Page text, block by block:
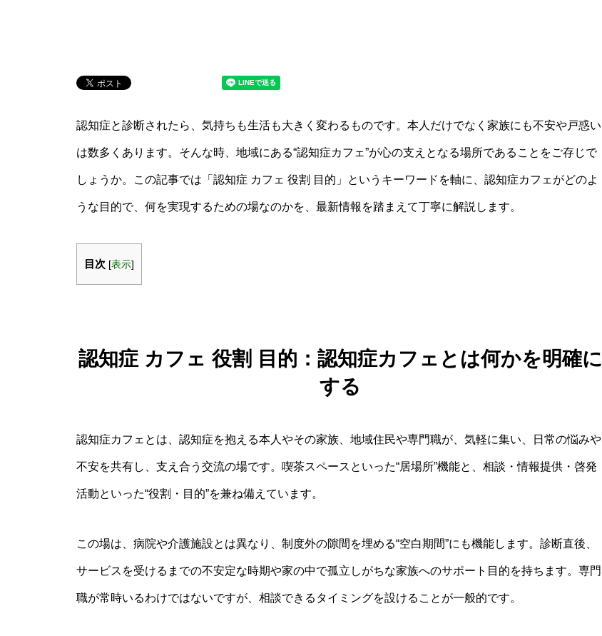
認知症と診断されたら、気持ちも生活も大きく変わるものです。本人だけでなく家族にも不安や戸惑い
は数多くあります。そんな時、地域にある“認知症カフェ”が心の支えとなる場所であることをご存じで
しょうか。この記事では「認知症 カフェ 役割 目的」というキーワードを軸に、認知症カフェがどのよ
うな目的で、何を実現するための場なのかを、最新情報を踏まえて丁寧に解説します。
目次 [表示]
認知症 カフェ 役割 目的：認知症カフェとは何かを明確に
する
認知症カフェとは、認知症を抱える本人やその家族、地域住民や専門職が、気軽に集い、日常の悩みや
不安を共有し、支え合う交流の場です。喫茶スペースといった“居場所”機能と、相談・情報提供・啓発
活動といった“役割・目的”を兼ね備えています。
この場は、病院や介護施設とは異なり、制度外の隙間を埋める“空白期間”にも機能します。診断直後、
サービスを受けるまでの不安定な時期や家の中で孤立しがちな家族へのサポート目的を持ちます。専門
職が常時いるわけではないですが、相談できるタイミングを設けることが一般的です。